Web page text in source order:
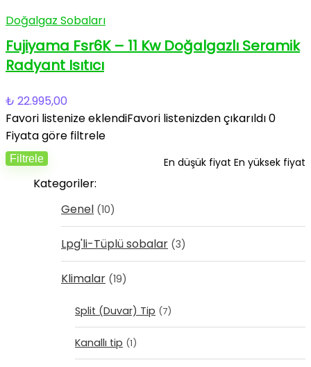
Doğalgaz Sobaları
Fujiyama Fsr6K – 11 Kw Doğalgazlı Seramik
Radyant Isıtıcı
₺ 22.995,00
Favori listenize eklendiFavori listenizden çıkarıldı0
Fiyata göre filtrele
En düşük fiyat En yüksek fiyat
Filtrele
Kategoriler:
Genel (10)
Lpg'li-Tüplü sobalar (3)
Klimalar (19)
Split (Duvar) Tip (7)
Kanallı tip (1)